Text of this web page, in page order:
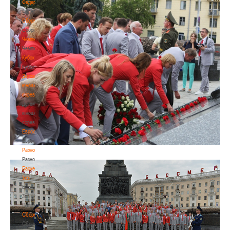
Федерация
Федерация
Сборные
Сборные
Чемпионат
Чемпионат
Кубок
Кубок
Детско-
юношеские
соревнования
Детско-
юношеские
соревнования
Еврокубки
Еврокубки
Разное
Разное
Баскетбол
3х3
Баскетбол
3х3
Лого[modid=121]
Сборные
Сборные